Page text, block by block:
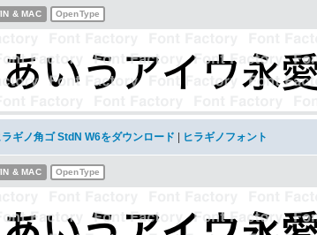
& MAC OpenType
ラギノ角ゴ StdN W6をダウンロード ヒラギノフォント
& MAC OpenType